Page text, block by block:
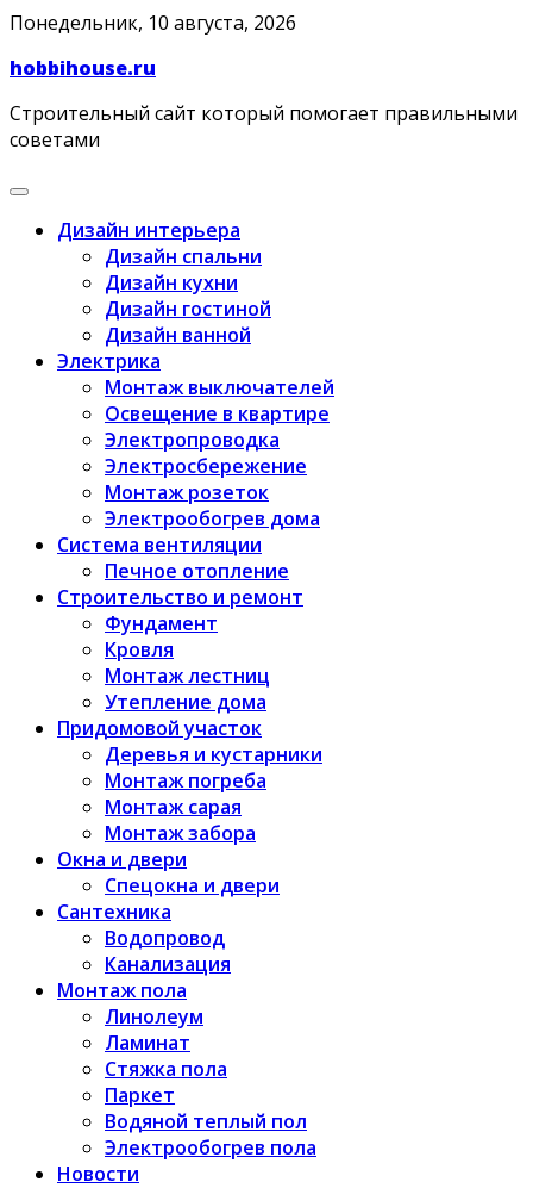
Skip
content
Понедельник, 10 августа, 2026
hobbihouse.ru
Строительный сайт который помогает правильными
советами
Дизайн интерьера
Дизайн спальни
Дизайн кухни
Дизайн гостиной
Дизайн ванной
Электрика
Монтаж выключателей
Освещение в квартире
Электропроводка
Электросбережение
Монтаж розеток
Электрообогрев дома
Система вентиляции
Печное отопление
Строительство и ремонт
Фундамент
Кровля
Монтаж лестниц
Утепление дома
Придомовой участок
Деревья и кустарники
Монтаж погреба
Монтаж сарая
Монтаж забора
Окна и двери
Спецокна и двери
Сантехника
Водопровод
Канализация
Монтаж пола
Линолеум
Ламинат
Стяжка пола
Паркет
Водяной теплый пол
Электрообогрев пола
Новости